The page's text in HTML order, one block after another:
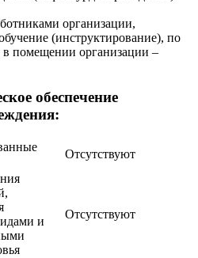
организации,
(инструктирование), по
помещении организации –
обеспечение
Отсутствуют
и
Отсутствуют